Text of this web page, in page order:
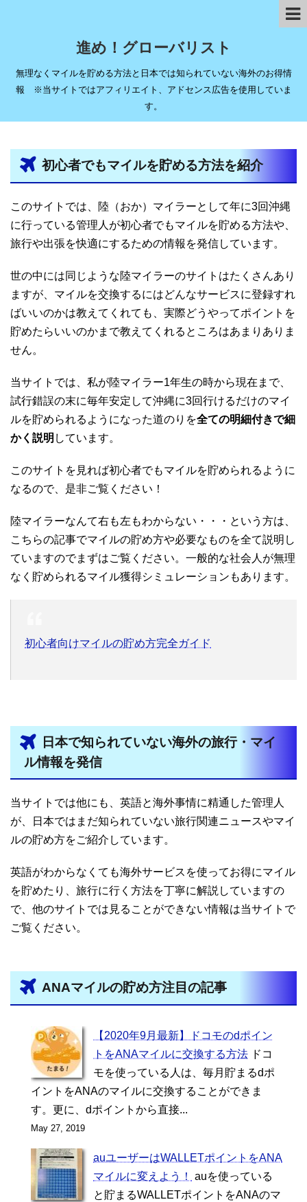
進め！グローバリスト
無理なくマイルを貯める方法と日本では知られていない海外のお得情
報 ※当サイトではアフィリエイト、アドセンス広告を使用していま
す。
初心者でもマイルを貯める方法を紹介
このサイトでは、陸（おか）マイラーとして年に3回沖縄
に行っている管理人が初心者でもマイルを貯める方法や、
旅行や出張を快適にするための情報を発信しています。
世の中には同じような陸マイラーのサイトはたくさんあり
ますが、マイルを交換するにはどんなサービスに登録すれ
ばいいのかは教えてくれても、実際どうやってポイントを
貯めたらいいのかまで教えてくれるところはあまりありま
せん。
当サイトでは、私が陸マイラー1年生の時から現在まで、
試行錯誤の末に毎年安定して沖縄に3回行けるだけのマイ
ルを貯められるようになった道のりを全ての明細付きで細
かく説明 しています。
このサイトを見れば初心者でもマイルを貯められるように
なるので、是非ご覧ください！
陸マイラーなんて右も左もわからない・・・という方は、
こちらの記事でマイルの貯め方や必要なものを全て説明し
ていますのでまずはご覧ください。一般的な社会人が無理
なく貯められるマイル獲得シミュレーションもあります。
初心者向けマイルの貯め方完全ガイド
日本で知られていない海外の旅行・マイ
ル情報を発信
当サイトでは他にも、英語と海外事情に精通した管理人
が、日本ではまだ知られていない旅行関連ニュースやマイ
ルの貯め方をご紹介しています。
英語がわからなくても海外サービスを使ってお得にマイル
を貯めたり、旅行に行く方法を丁寧に解説していますの
で、他のサイトでは見ることができない情報は当サイトで
ご覧ください。
ANAマイルの貯め方注目の記事
【2020年9月最新】ドコモのdポイン
トをANAマイルに交換する方法
ドコ
モを使っている人は、毎月貯まるdポ
イントをANAのマイルに交換することができま
す。更に、dポイントから直接...
May 27, 2019
auユーザーはWALLETポイントをANA
マイルに変えよう！
auを使っている
と貯まるWALLETポイントをANAのマ